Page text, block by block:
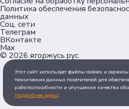
Политика обеспечения
данных
Соц. сети
Телеграм
ВКонтакте
Max
© 2026 ягоржусь.рус
Этот сайт использует файлы cookies и
технических данных посетителей для
работоспособности и улучшения качества
(подробнее здесь).